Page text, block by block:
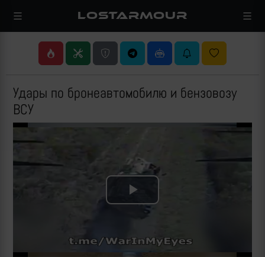
LOSTARMOUR
Удары по бронеавтомобилю и бензовозу
ВСУ
Play